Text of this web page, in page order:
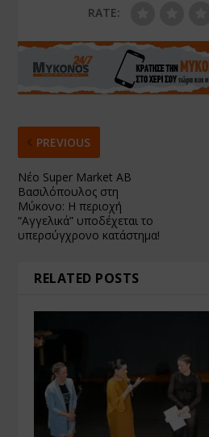
RATE:
PREVIOUS
Νέο Super Market ΑΒ
Βασιλόπουλος στη
Μύκονο: Η περιοχή
“Αγγελικά” υποδέχεται το
υπερσύγχρονο κατάστημα!
RELATED POSTS